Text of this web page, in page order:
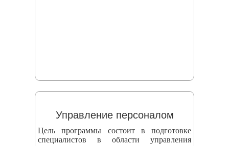
Управление персоналом
Цель программы состоит в подготовке
специалистов в области управления